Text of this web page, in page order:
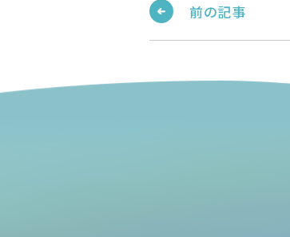
前の記事